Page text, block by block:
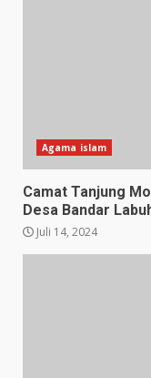
Agama islam
Camat Tanjung
Desa Bandar
Juli 14, 2024